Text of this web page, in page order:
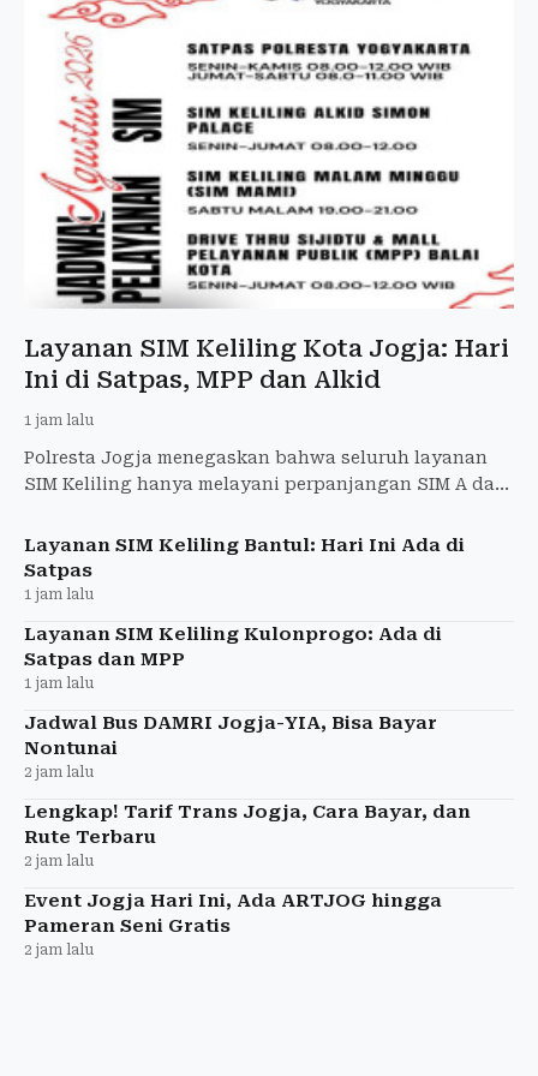
Layanan SIM Keliling Kota Jogja: Hari
Ini di Satpas, MPP dan Alkid
1 jam lalu
Polresta Jogja menegaskan bahwa seluruh layanan
SIM Keliling hanya melayani perpanjangan SIM A dan
Layanan SIM Keliling Bantul: Hari Ini Ada di
Satpas
1 jam lalu
Layanan SIM Keliling Kulonprogo: Ada di
Satpas dan MPP
1 jam lalu
Jadwal Bus DAMRI Jogja-YIA, Bisa Bayar
Nontunai
2 jam lalu
Lengkap! Tarif Trans Jogja, Cara Bayar, dan
Rute Terbaru
2 jam lalu
Event Jogja Hari Ini, Ada ARTJOG hingga
Pameran Seni Gratis
2 jam lalu